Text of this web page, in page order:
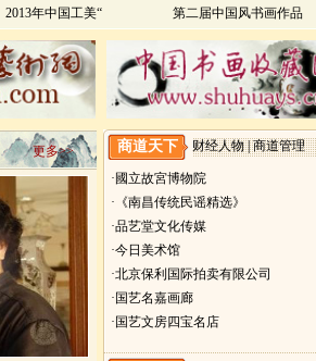
2013年中国工美“ 第二届中国风书画作品
更多>> 商道天下 财经人物 | 商道管理
·國立故宮博物院
·《南昌传统民谣精选》
·品艺堂文化传媒
·今日美术馆
·北京保利国际拍卖有限公司
·国艺名嘉画廊
·国艺文房四宝名店